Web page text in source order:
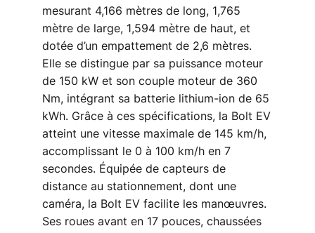
mesurant 4,166 mètres de long, 1,765
mètre de large, 1,594 mètre de haut, et
dotée d’un empattement de 2,6 mètres.
Elle se distingue par sa puissance moteur
de 150 kW et son couple moteur de 360
Nm, intégrant sa batterie lithium-ion de 65
kWh. Grâce à ces spécifications, la Bolt EV
atteint une vitesse maximale de 145 km/h,
accomplissant le 0 à 100 km/h en 7
secondes. Équipée de capteurs de
distance au stationnement, dont une
caméra, la Bolt EV facilite les manœuvres.
Ses roues avant en 17 pouces, chaussées